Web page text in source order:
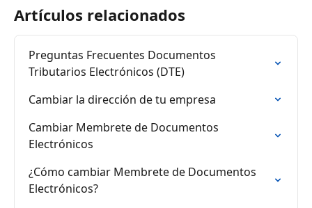
Artículos relacionados
Preguntas Frecuentes Documentos
Tributarios Electrónicos (DTE)
Cambiar la dirección de tu empresa
Cambiar Membrete de Documentos
Electrónicos
¿Cómo cambiar Membrete de Documentos
Electrónicos?